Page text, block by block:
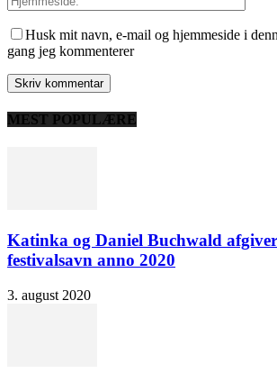
Husk mit navn, e-mail og hjemmeside i
gang jeg kommenterer
MEST POPULÆRE
Katinka og Daniel Buchwald
festivalsavn anno 2020
3. august 2020